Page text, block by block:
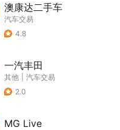
澳康达二手车
汽车交易
4.8
一汽丰田
其他
汽车交易
2.0
MG Live